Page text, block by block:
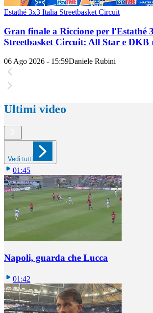
Estathé 3x3 Italia Streetbasket Circuit
Gran finale a Riccione per l'Estathé
Streetbasket Circuit: All Star e DKB
06 Ago 2026 - 15:59Daniele Rubini
Ultimi video
Vedi tutti
01:45
Napoli, guarda che Lucca
01:42